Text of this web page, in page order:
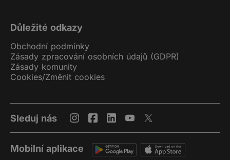
Důležité odkazy
Obchodní podmínky
Zásady zpracování osobních údajů (GDPR)
Zásady komunity
Cookies/Změnit cookies
Sleduj nás
Mobilní aplikace